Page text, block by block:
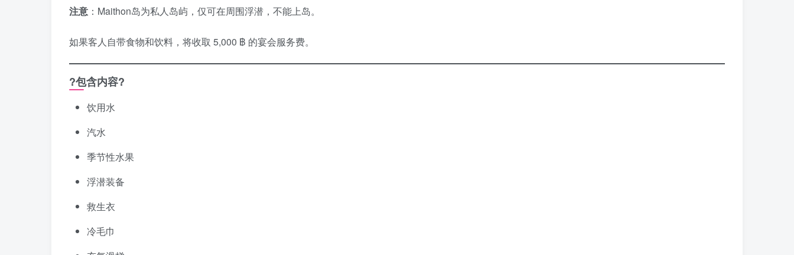
注意 ：Maithon岛为私人岛屿，仅可在周围浮潜，不能上岛。
如果客人自带食物和饮料，将收取 5,000 ฿ 的宴会服务费。
?包含内容?
饮用水
汽水
季节性水果
浮潜装备
救生衣
冷毛巾